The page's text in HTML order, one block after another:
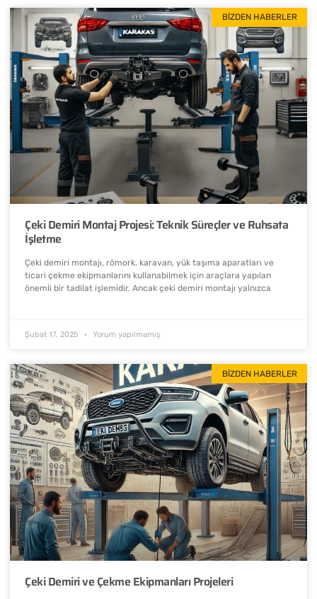
BIZDEN HABERLER
Çeki Demiri Montaj Projesi: Teknik Süreçler ve Ruhsata
İşletme
Çeki demiri montajı, römork, karavan, yük taşıma aparatları ve
ticari çekme ekipmanlarını kullanabilmek için araçlara yapılan
önemli bir tadilat işlemidir. Ancak çeki demiri montajı yalnızca
Şubat 17, 2025 Yorum yapılmamış
BIZDEN HABERLER
Çeki Demiri ve Çekme Ekipmanları Projeleri